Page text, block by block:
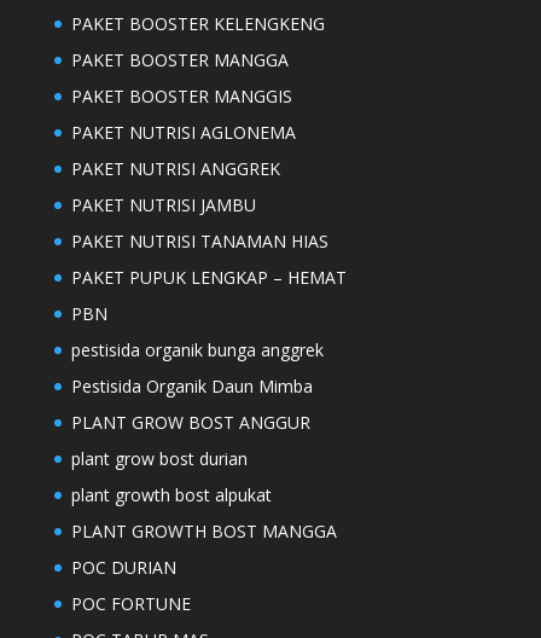
PAKET BOOSTER KELENGKENG
PAKET BOOSTER MANGGA
PAKET BOOSTER MANGGIS
PAKET NUTRISI AGLONEMA
PAKET NUTRISI ANGGREK
PAKET NUTRISI JAMBU
PAKET NUTRISI TANAMAN HIAS
PAKET PUPUK LENGKAP – HEMAT
PBN
pestisida organik bunga anggrek
Pestisida Organik Daun Mimba
PLANT GROW BOST ANGGUR
plant grow bost durian
plant growth bost alpukat
PLANT GROWTH BOST MANGGA
POC DURIAN
POC FORTUNE